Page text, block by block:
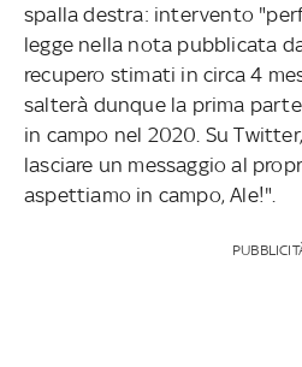
spalla destra: intervento
legge nella nota pubblicata
recupero stimati in circa 4
salterà dunque la prima
in campo nel 2020. Su
lasciare un messaggio al
aspettiamo in campo, Ale!".